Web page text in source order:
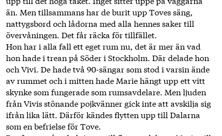
än. Men tillsammans har de burit upp Toves säng,
nattygsbord och lådorna med alla hennes saker till
övervåningen. Det får räcka för tillfället.
Hon har i alla fall ett eget rum nu, det är mer än vad
hon hade i trean på Söder i Stockholm. Där delade hon
och Vivi. De hade två 90-­sängar som stod i varsin ände
av rummet och i mitten hade Marie hängt upp ett vitt
skynke som fungerade som rumsavdelare. Men ­ljuden
från ­Vivis stönande pojkvänner gick inte att avskilja sig
ifrån lika lätt. ­Därför kändes flytten upp till Dalarna
som en befrielse för Tove.